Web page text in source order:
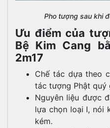
Pho tượng sau khi
Ưu điểm của
Bệ Kim Cang
2m17
Chế tác dựa theo
tác tượng Phật quý
Nguyên liệu được
lựa chọn loại I, nói
kém.